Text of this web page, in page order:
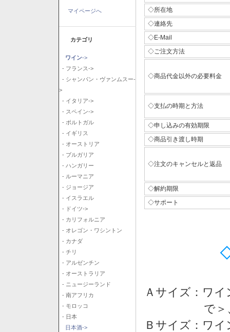
マイページへ
カテゴリ
ワイン->
- フランス->
- シャンパン・ヴァンムスー-
>
- イタリア->
- スペイン->
- ポルトガル
- イギリス
- オーストリア
- ブルガリア
- ハンガリー
- ルーマニア
- ジョージア
- イスラエル
- ドイツ->
- カリフォルニア
- オレゴン・ワシントン
- カナダ
- チリ
- アルゼンチン
- オーストラリア
- ニュージーランド
- 南アフリカ
- モロッコ
- 日本
日本酒->
◇所在地
◇連絡先
◇E-Mail
◇ご注文方法
◇商品代金以外の必要料金
◇支払の時期と方法
◇申し込みの有効期限
◇商品引き渡し時期
◇注文のキャンセルと返品
◇解約期限
◇サポート
Ａサイズ：ワ
で
Ｂサイズ：ワ